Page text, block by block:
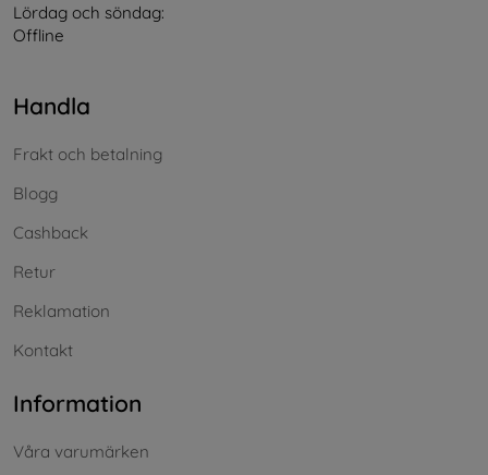
Lördag och söndag:
Offline
Handla
Frakt och betalning
Blogg
Cashback
Retur
Reklamation
Kontakt
Information
Våra varumärken